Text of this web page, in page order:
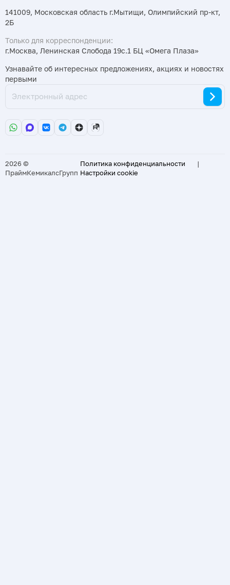
141009, Московская область г.Мытищи, Олимпийский пр-кт,
2Б
Только для корреспонденции:
г.Москва, Ленинская Слобода 19с.1 БЦ «Омега Плаза»
Узнавайте об интересных предложениях, акциях и новостях
первыми
2026 ©
ПраймКемикалсГрупп
Политика конфиденциальности
|
Настройки cookie